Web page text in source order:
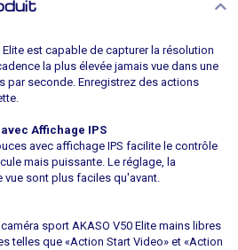
est capable de capturer la résolution
la plus élevée jamais vue dans une
par seconde. Enregistrez des actions
Affichage IPS
avec affichage IPS facilite le contrôle
mais puissante. Le réglage, la
vue sont plus faciles qu'avant.
sport AKASO V50 Elite mains libres
telles que «Action Start Video» et «Action